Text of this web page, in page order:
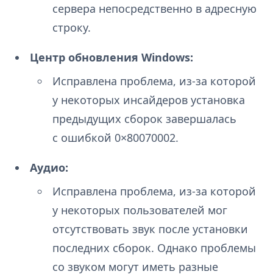
сервера непосредственно в адресную
строку.
Центр обновления Windows:
Исправлена проблема, из-за которой
у некоторых инсайдеров установка
предыдущих сборок завершалась
с ошибкой 0×80070002.
Аудио:
Исправлена проблема, из-за которой
у некоторых пользователей мог
отсутствовать звук после установки
последних сборок. Однако проблемы
со звуком могут иметь разные